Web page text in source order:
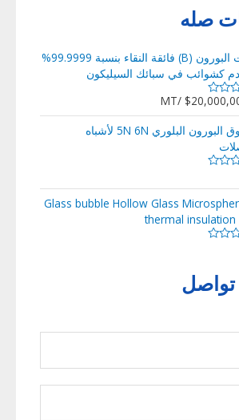
صله
حبيبات البورون (B) فائقة النقاء بنسبة 99.9999%
كشوائب في سبائك السيليكون
$
/MT
مسحوق البورون البلوري 5N 6N لأشباه
Glass bubble Hollow Glass
thermal insulation
تواصل